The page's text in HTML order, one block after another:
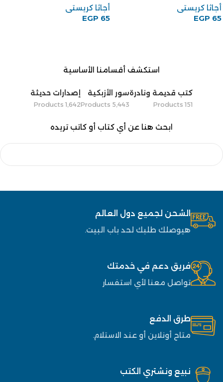
أجاثا كريستى
EGP 65
أجاثا كريستى
EGP 65
استكشف أقسامنا الأساسية
كتب قديمة ونادرة
151 Products
سور الأزبكية
5٬443 Products
إصدارات حديثة
1٬642 Products
ابحث هنا عن أي كتاب أو كاتب تريده
الشحن لجميع دول العالم
هيوصلك طلبك لحد باب البيت.
فريق دعم في خدمتك
تواصل معنا لأي استفسار
طرق الدفع
متاح أونلاين أو عند الاستلام.
نبيع ونشتري الكتب